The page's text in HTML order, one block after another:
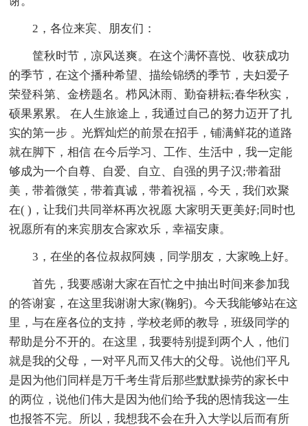
2，各位来宾、朋友们：
筐秋时节，凉风送爽。在这个满怀喜悦、收获成功
的季节，在这个播种希望、描绘锦绣的季节，夫妇爱子
荣登科第、金榜题名。栉风沐雨、勤奋耕耘;春华秋实，
硕果累累。 在人生旅途上，我通过自己的努力迈开了扎
实的第一步 。光辉灿烂的前景在招手，铺满鲜花的道路
就在脚下，相信 在今后学习、工作、生活中，我一定能
够成为一个自尊、自爱、自立、自强的男子汉;带着甜
美，带着微笑，带着真诚，带着祝福，今天，我们欢聚
在( )，让我们共同举杯再次祝愿 大家明天更美好;同时也
祝愿所有的来宾朋友合家欢乐，幸福安康。
3，在坐的各位叔叔阿姨，同学朋友，大家晚上好。
首先，我要感谢大家在百忙之中抽出时间来参加我
的答谢宴，在这里我谢谢大家(鞠躬)。今天我能够站在这
里，与在座各位的支持，学校老师的教导，班级同学的
帮助是分不开的。在这里，我要特别提到两个人，他们
就是我的父母，一对平凡而又伟大的父母。说他们平凡
是因为他们同样是万千考生背后那些默默操劳的家长中
的两位，说他们伟大是因为他们给予我的恩情我这一生
也报答不完。所以，我想我不会在升入大学以后而有所